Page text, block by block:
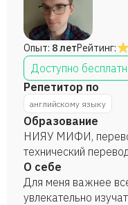
Опыт: 8 летРейтинг:
Доступно
Репетитор по
английскому языку
Образование
НИЯУ МИФИ,
технический
О себе
Для меня важнее
увлекательно